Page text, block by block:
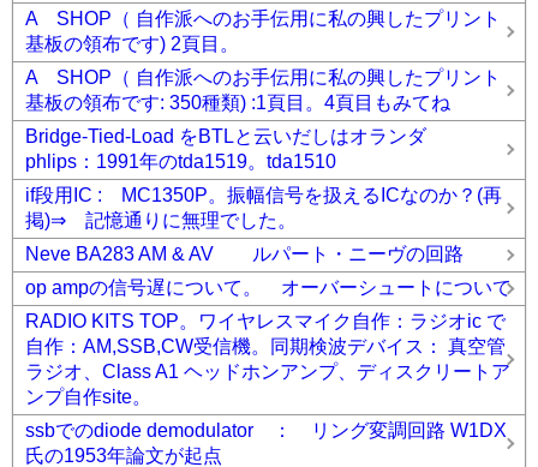
A SHOP（ 自作派へのお手伝用に私の興したプリント
基板の領布です) 2頁目。
A SHOP（ 自作派へのお手伝用に私の興したプリント
基板の領布です: 350種類) :1頁目。4頁目もみてね
Bridge-Tied-Load をBTLと云いだしはオランダ
phlips：1991年のtda1519。tda1510
if段用IC : MC1350P。振幅信号を扱えるICなのか？(再
掲)⇒ 記憶通りに無理でした。
Neve BA283 AM & AV ルパート・ニーヴの回路
op ampの信号遅について。 オーバーシュートについて
RADIO KITS TOP。ワイヤレスマイク自作：ラジオic で
自作：AM,SSB,CW受信機。同期検波デバイス： 真空管
ラジオ、Class A1 ヘッドホンアンプ、ディスクリートア
ンプ自作site。
ssbでのdiode demodulator ： リング変調回路 W1DX
氏の1953年論文が起点